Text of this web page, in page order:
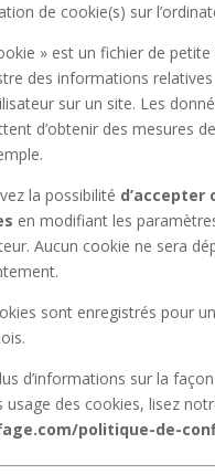
de cookie(s) sur
» est un fichier de petite
des informations
sur un site. Les
d’obtenir des mesures
la possibilité d’accepter
en modifiant les
Aucun cookie ne sera
sont enregistrés pour
d’informations sur la
usage des cookies, lisez
politique-de-